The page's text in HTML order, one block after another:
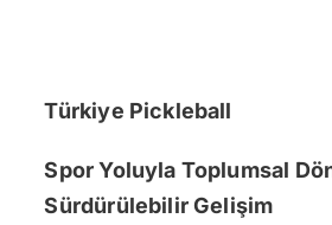
Türkiye Pickleball
Spor Yoluyla Toplumsal
Sürdürülebilir Gelişim